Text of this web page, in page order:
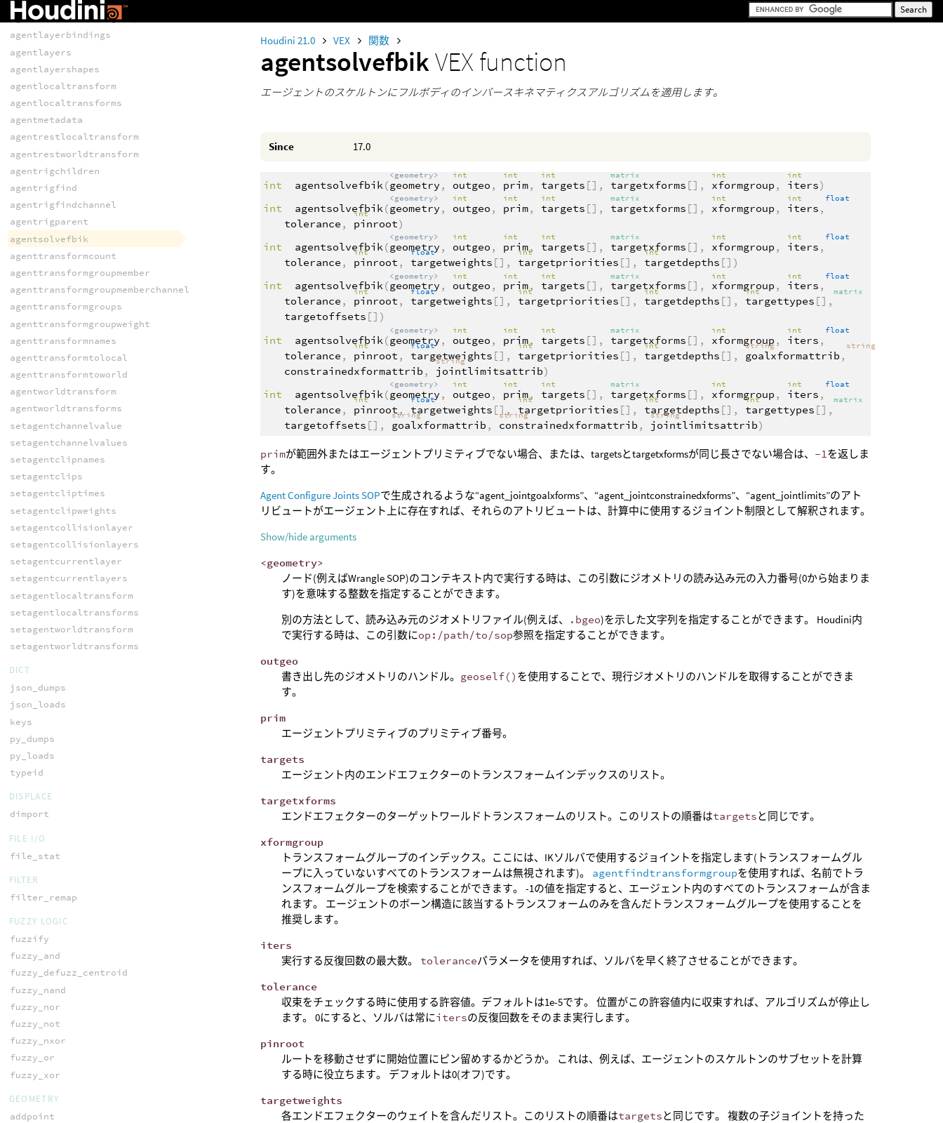
Houdini 21.0 VEX 関数
agentsolvefbikVEX function
エージェントのスケルトンにフルボディのインバースキネマティクスアルゴリズムを適用します。
Since 17.0
int agentsolvefbik (
<geometry>
geometry ,
int
outgeo ,
int
prim,
int
targets [],
matrix
targetxforms [],
int
xformgroup ,
int
iters)
int
agentsolvefbik (
<geometry>
geometry ,
int
outgeo ,
int
prim,
int
targets [],
matrix
targetxforms [],
int
xformgroup ,
int
iters ,
float
tolerance ,
int
pinroot)
int
agentsolvefbik(
<geometry>
geometry ,
int
outgeo ,
int
prim,
int
targets [],
matrix
targetxforms [],
int
xformgroup ,
int
iters ,
float
tolerance ,
int
pinroot ,
float
targetweights [],
int
targetpriorities [],
int
targetdepths [])
int
agentsolvefbik(
<geometry>
geometry ,
int
outgeo ,
int
prim,
int
targets [],
matrix
targetxforms [],
int
xformgroup ,
int
iters ,
float
tolerance ,
int
pinroot ,
float
targetweights [],
int
targetpriorities [],
int
targetdepths [],
int
targettypes [],
matrix
targetoffsets [])
int
agentsolvefbik (
<geometry>
geometry ,
int
outgeo ,
int
prim,
int
targets [],
matrix
targetxforms [],
int
xformgroup ,
int
iters ,
float
tolerance ,
int
pinroot ,
float
targetweights [],
int
targetpriorities [],
int
targetdepths [],
string
goalxformattrib ,
string
constrainedxformattrib ,
string
jointlimitsattrib)
int
agentsolvefbik (
<geometry>
geometry ,
int
outgeo ,
int
prim,
int
targets [],
matrix
targetxforms [],
int
xformgroup ,
int
iters ,
float
tolerance ,
int
pinroot ,
float
targetweights [],
int
targetpriorities [],
int
targetdepths [],
int
targettypes [],
matrix
targetoffsets [],
string
goalxformattrib ,
string
constrainedxformattrib ,
string
jointlimitsattrib)
primが範囲外またはエージェントプリミティブでない場合、または、targetsとtargetxformsが同じ長さでない場合は、 -1 を返しま
す。
Agent Configure Joints SOPで生成されるような“agent_jointgoalxforms”、“agent_jointconstrainedxforms”、“agent_jointlimits”のアト
リビュートがエージェント上に存在すれば、それらのアトリビュートは、計算中に使用するジョイント制限として解釈されます。
Show/hide arguments
<geometry>
ノード(例えばWrangle SOP)のコンテキスト内で実行する時は、この引数にジオメトリの読み込み元の入力番号(0から始まりま
す)を意味する整数を指定することができます。
別の方法として、読み込み元のジオメトリファイル(例えば、
.bgeo)を示した文字列を指定することができます。 Houdini内
で実行する時は、この引数にop:/path/to/sop参照を指定することができます。
outgeo
書き出し先のジオメトリのハンドル。 geoself() を使用することで、現行ジオメトリのハンドルを取得することができま
す。
prim
エージェントプリミティブのプリミティブ番号。
targets
エージェント内のエンドエフェクターのトランスフォームインデックスのリスト。
targetxforms
エンドエフェクターのターゲットワールドトランスフォームのリスト。このリストの順番はtargetsと同じです。
xformgroup
トランスフォームグループのインデックス。ここには、IKソルバで使用するジョイントを指定します(トランスフォームグル
ープに入っていないすべてのトランスフォームは無視されます)。 agentfindtransformgroupを使用すれば、名前でトラ
ンスフォームグループを検索することができます。 -1の値を指定すると、エージェント内のすべてのトランスフォームが含ま
れます。 エージェントのボーン構造に該当するトランスフォームのみを含んだトランスフォームグループを使用することを
推奨します。
iters
実行する反復回数の最大数。 toleranceパラメータを使用すれば、ソルバを早く終了させることができます。
tolerance
収束をチェックする時に使用する許容値。デフォルトは1e-5です。 位置がこの許容値内に収束すれば、アルゴリズムが停止し
ます。 0にすると、ソルバは常にitersの反復回数をそのまま実行します。
pinroot
ルートを移動させずに開始位置にピン留めするかどうか。 これは、例えば、エージェントのスケルトンのサブセットを計算
する時に役立ちます。 デフォルトは0(オフ)です。
targetweights
各エンドエフェクターのウェイトを含んだリスト。このリストの順番はtargetsと同じです。 複数の子ジョイントを持った
agentfindtransformgroup
agentlayerbindings
agentlayers
agentlayershapes
agentlocaltransform
agentlocaltransforms
agentmetadata
agentrestlocaltransform
agentrestworldtransform
agentrigchildren
agentrigfind
agentrigfindchannel
agentrigparent
agentsolvefbik
agenttransformcount
agenttransformgroupmember
agenttransformgroupmemberchannel
agenttransformgroups
agenttransformgroupweight
agenttransformnames
agenttransformtolocal
agenttransformtoworld
agentworldtransform
agentworldtransforms
setagentchannelvalue
setagentchannelvalues
setagentclipnames
setagentclips
setagentcliptimes
setagentclipweights
setagentcollisionlayer
setagentcollisionlayers
setagentcurrentlayer
setagentcurrentlayers
setagentlocaltransform
setagentlocaltransforms
setagentworldtransform
setagentworldtransforms
DICT
json_dumps
json_loads
keys
py_dumps
py_loads
typeid
DISPLACE
dimport
FILE I/O
file_stat
FILTER
filter_remap
FUZZY LOGIC
fuzzify
fuzzy_and
fuzzy_defuzz_centroid
fuzzy_nand
fuzzy_nor
fuzzy_not
fuzzy_nxor
fuzzy_or
fuzzy_xor
GEOMETRY
addpoint